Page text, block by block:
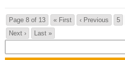
Page 8 of 13 « First ‹ Previous 5
Next ›
Last »
for: